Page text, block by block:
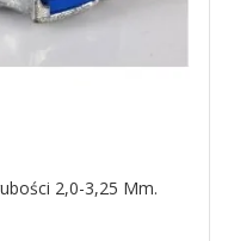
2,0-3,25 Mm.